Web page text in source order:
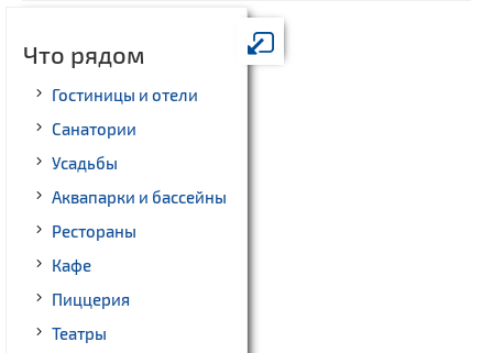
Что рядом
Гостиницы и отели
Санатории
Усадьбы
Аквапарки и бассейны
Рестораны
Кафе
Пиццерия
Театры